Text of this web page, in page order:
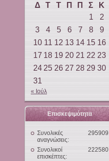
Δ
Τ Τ Π Π Σ
Κ
1
2
3
4 5 6 7 8
9
10 11 12 13 14 15 16
17 18 19 20 21 22 23
24 25 26 27 28 29 30
31
« Ιούλ
Επισκεψιμότητα
295909
Συνολικές
αναγνώσεις:
222580
Συνολικοί
επισκέπτες: